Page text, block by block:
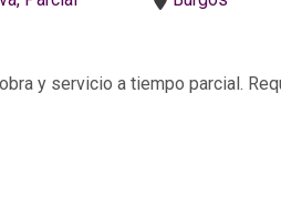
y servicio a tiempo parcial.